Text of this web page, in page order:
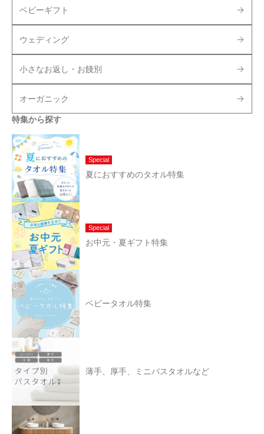
ベビーギフト
ウェディング
小さなお返し・お餞別
オーガニック
特集から探す
Special
夏におすすめのタオル特集
Special
お中元・夏ギフト特集
ベビータオル特集
薄手、厚手、ミニバスタオルなど